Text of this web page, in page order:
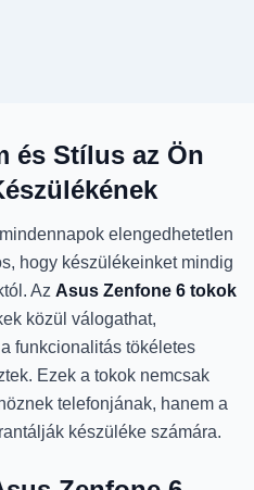
és Stílus az Ön
elengedhetetlen
hogy készülékeinket mindig
Az Asus Zenfone 6 tokok
közül válogathat,
funkcionalitás tökéletes
Ezek a tokok nemcsak
telefonjának, hanem a
készüléke számára.